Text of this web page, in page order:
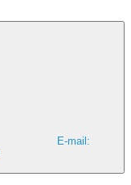
E-mail: